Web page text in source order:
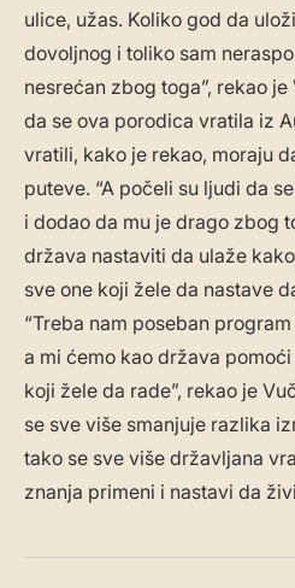
ulice, užas. Koliko god da
dovoljnog i toliko sam
nesrećan zbog toga”, rekao
da se ova porodica vratila iz
vratili, kako je rekao, moraju
puteve. “A počeli su ljudi da
i dodao da mu je drago zbog
država nastaviti da ulaže
sve one koji žele da nastave
“Treba nam poseban
a mi ćemo kao država
koji žele da rade”, rekao je
se sve više smanjuje razlika
tako se sve više državljana
znanja primeni i nastavi da